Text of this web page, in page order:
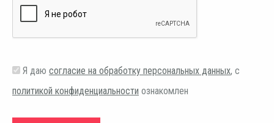
Я даю согласие на обработку персональных данных, с
политикой конфиденциальности ознакомлен